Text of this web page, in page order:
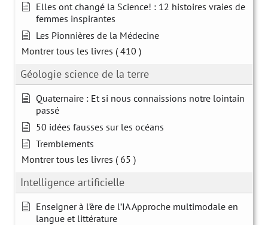
Elles ont changé la Science! : 12 histoires vraies de
femmes inspirantes
Les Pionnières de la Médecine
Montrer tous les livres ( 410 )
Géologie science de la terre
Quaternaire : Et si nous connaissions notre lointain
passé
50 idées fausses sur les océans
Tremblements
Montrer tous les livres ( 65 )
Intelligence artificielle
Enseigner à l’ère de l’IA Approche multimodale en
langue et littérature